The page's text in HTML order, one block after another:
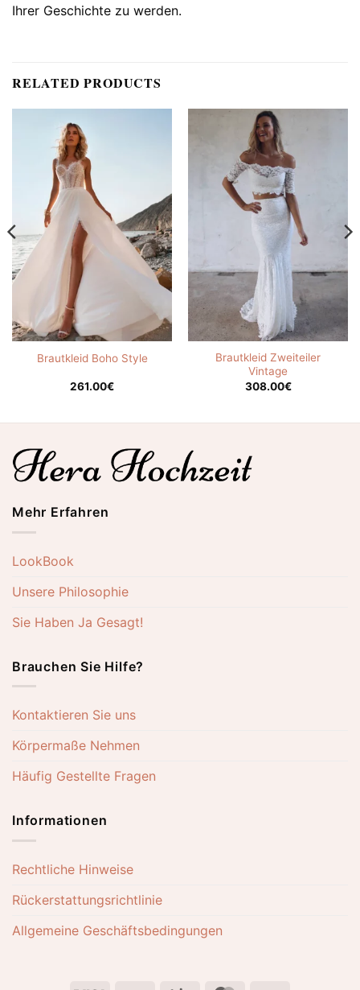
Ihrer Geschichte zu werden.
RELATED PRODUCTS
Brautkleid Boho Style
261.00€
Brautkleid Zweiteiler
Vintage
308.00€
Mehr Erfahren
LookBook
Unsere Philosophie
Sie Haben Ja Gesagt!
Brauchen Sie Hilfe?
Kontaktieren Sie uns
Körpermaße Nehmen
Häufig Gestellte Fragen
Informationen
Rechtliche Hinweise
Rückerstattungsrichtlinie
Allgemeine Geschäftsbedingungen